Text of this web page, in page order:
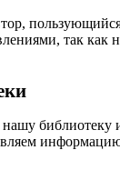
так
библиотеку